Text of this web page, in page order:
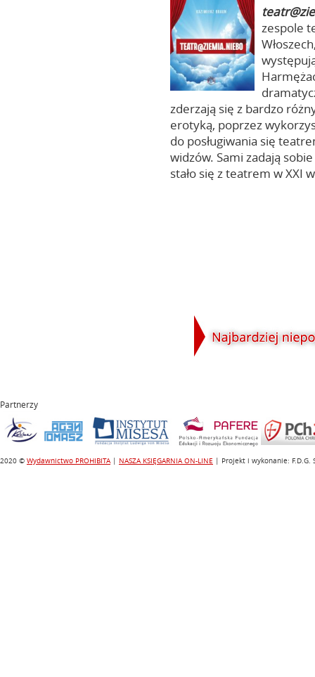
zespole
zderzają się z bardzo
erotyką, poprzez
do posługiwania się
widzów. Sami zadają
stało się z teatrem w XXI
Partnerzy
2020 © Wydawnictwo PROHIBITA| NASZA KSIĘGARNIA ON-LINE | Projekt i wykonanie: F.D.G.